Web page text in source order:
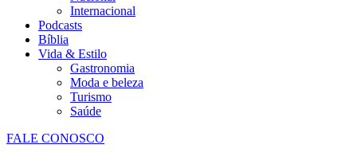
Internacional
Podcasts
Bíblia
Vida & Estilo
Gastronomia
Moda e beleza
Turismo
Saúde
FALE CONOSCO